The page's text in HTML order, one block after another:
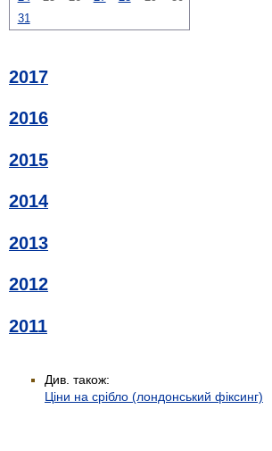
31
2017
2016
2015
2014
2013
2012
2011
Див. також:
Ціни на срібло (лондонський фіксинг)